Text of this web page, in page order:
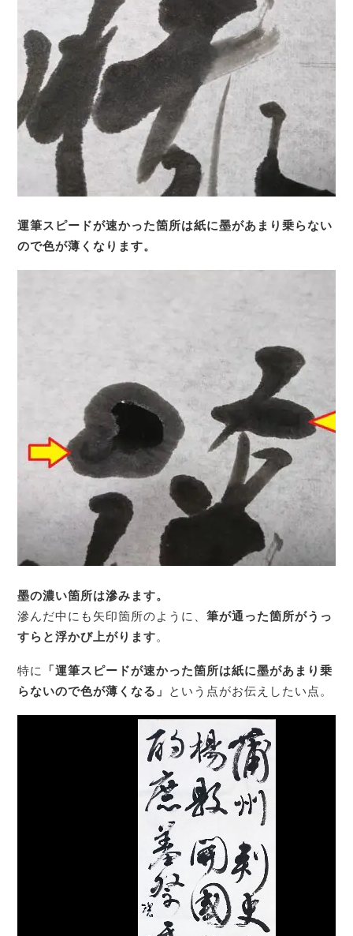
運筆スピードが速かった箇所は紙に墨があまり乗らない
ので色が薄くなります。
墨の濃い箇所は滲みます。
滲んだ中にも矢印箇所のように、筆が通った箇所がうっ
すらと浮かび上がります。
特に
「運筆スピードが速かった箇所は紙に墨があまり乗
らないので色が薄くなる」
という点がお伝えしたい点。